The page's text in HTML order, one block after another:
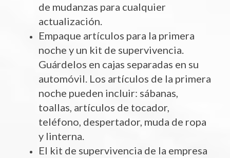
de mudanzas para cualquier
actualización.
Empaque artículos para la primera
noche y un kit de supervivencia.
Guárdelos en cajas separadas en su
automóvil. Los artículos de la primera
noche pueden incluir: sábanas,
toallas, artículos de tocador,
teléfono, despertador, muda de ropa
y linterna.
El kit de supervivencia de la empresa